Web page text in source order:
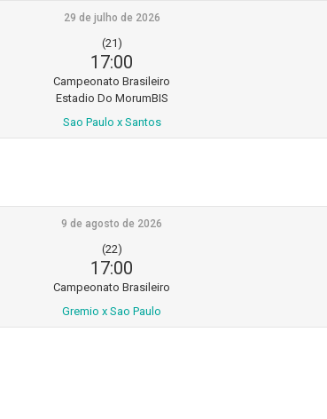
29 de julho de 2026
(21)
17:00
Campeonato Brasileiro
Estadio Do MorumBIS
Sao Paulo x Santos
9 de agosto de 2026
(22)
17:00
Campeonato Brasileiro
Gremio x Sao Paulo